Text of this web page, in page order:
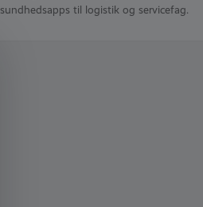
sundhedsapps til logistik og servicefag.